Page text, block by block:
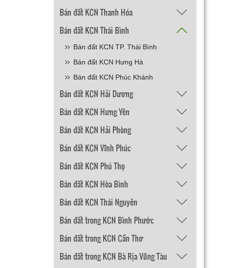
Bán đất KCN Thanh Hóa
Bán đất KCN Thái Bình
Bán đất KCN TP. Thái Bình
Bán đất KCN Hưng Hà
Bán đất KCN Phúc Khánh
Bán đất KCN Hải Dương
Bán đất KCN Hưng Yên
Bán đất KCN Hải Phòng
Bán đất KCN Vĩnh Phúc
Bán đất KCN Phú Thọ
Bán đất KCN Hòa Bình
Bán đất KCN Thái Nguyên
Bán đất trong KCN Bình Phước
Bán đất trong KCN Cần Thơ
Bán đất trong KCN Bà Rịa Vũng Tàu